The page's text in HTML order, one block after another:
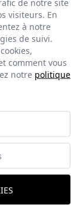
de notre site
visiteurs. En
à notre
de suivi.
comment vous
notre politique